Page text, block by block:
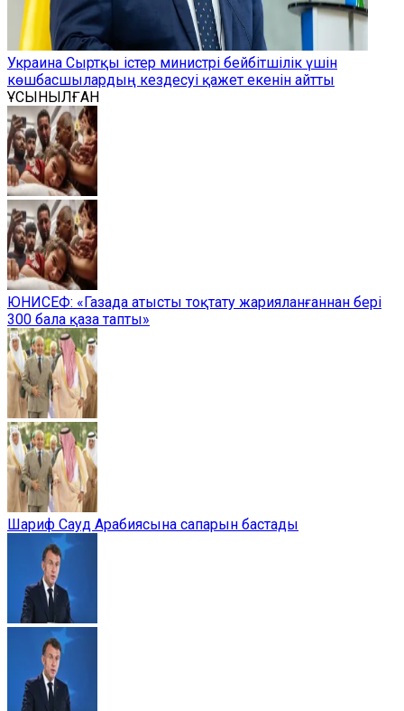
Украина Сыртқы істер министрі бейбітшілік үшін
көшбасшылардың кездесуі қажет екенін айтты
ҰСЫНЫЛҒАН
ЮНИСЕФ: «Газада атысты тоқтату жарияланғаннан бері
300 бала қаза тапты»
Шариф Сауд Арабиясына сапарын бастады